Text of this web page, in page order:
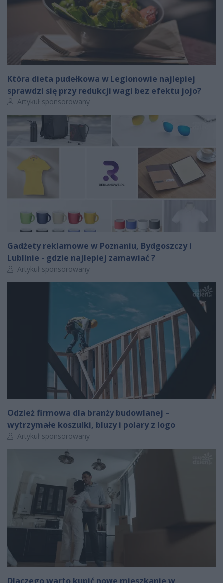
Która dieta pudełkowa w Legionowie najlepiej
sprawdzi się przy redukcji wagi bez efektu jojo?
Autor artykułu:
Artykuł sponsorowany
Gadżety reklamowe w Poznaniu, Bydgoszczy i
Lublinie - gdzie najlepiej zamawiać ?
Autor artykułu:
Artykuł sponsorowany
Odzież firmowa dla branży budowlanej –
wytrzymałe koszulki, bluzy i polary z logo
Autor artykułu:
Artykuł sponsorowany
Dlaczego warto kupić nowe mieszkanie w